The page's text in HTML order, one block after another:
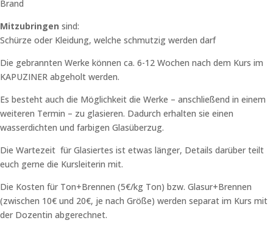
Brand
Mitzubringen sind:
Schürze oder Kleidung, welche schmutzig werden darf
Die gebrannten Werke können ca. 6-12 Wochen nach dem Kurs im
KAPUZINER abgeholt werden.
Es besteht auch die Möglichkeit die Werke – anschließend in einem
weiteren Termin – zu glasieren. Dadurch erhalten sie einen
wasserdichten und farbigen Glasüberzug.
Die Wartezeit für Glasiertes ist etwas länger, Details darüber teilt
euch gerne die Kursleiterin mit.
Die Kosten für Ton+Brennen (5€/kg Ton) bzw. Glasur+Brennen
(zwischen 10€ und 20€, je nach Größe) werden separat im Kurs mit
der Dozentin abgerechnet.